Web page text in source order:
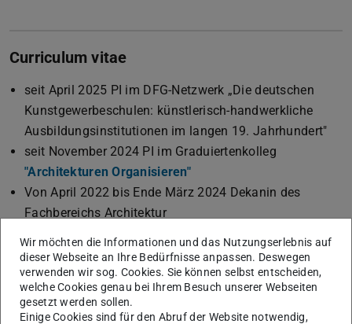
Curriculum vitae
seit April 2025 PI im DFG-Netzwerk „Die deutschen
Kunstgewerbeschulen: künstlerisch-handwerkliche
Ausbildungsinstitutionen im langen 19. Jahrhundert"
seit November 2024 PI im Graduiertenkolleg
"Architekturen Organisieren"
Von April 2022 bis Ende März 2024 Dekanin des
Fachbereichs Architektur
Schwerpunkts
"Architekturen des Ordnens"
Seit Januar 2017 Professorin für Architektur- und
Kunstgeschichte am Fachbereich Architektur der
Technischen Universität Darmstadt
Wir möchten die Informationen und das Nutzungserlebnis auf
dieser Webseite an Ihre Bedürfnisse anpassen. Deswegen
verwenden wir sog. Cookies. Sie können selbst entscheiden,
welche Cookies genau bei Ihrem Besuch unserer Webseiten
gesetzt werden sollen.
Einige Cookies sind für den Abruf der Website notwendig,